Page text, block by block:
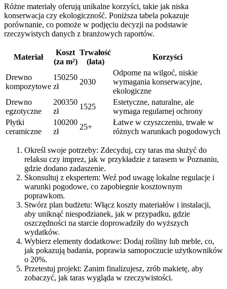
Różne materiały oferują unikalne korzyści, takie jak niska
konserwacja czy ekologiczność. Poniższa tabela pokazuje
porównanie, co pomoże w podjęciu decyzji na podstawie
rzeczywistych danych z branżowych raportów.
Materiał
Koszt
(za m²)
Trwałość
(lata)
Korzyści
Drewno
kompozytowe
150250
zł
2030
Odporne na wilgoć, niskie
wymagania konserwacyjne,
ekologiczne
Drewno
egzotyczne
200350
zł
1525
Estetyczne, naturalne, ale
wymaga regularnej ochrony
Płytki
ceramiczne
100200
zł
25+
Łatwe w czyszczeniu, trwałe w
różnych warunkach pogodowych
Określ swoje potrzeby: Zdecyduj, czy taras ma służyć do
relaksu czy imprez, jak w przykładzie z tarasem w Poznaniu,
gdzie dodano zadaszenie.
Skonsultuj z ekspertem: Weź pod uwagę lokalne regulacje i
warunki pogodowe, co zapobiegnie kosztownym
poprawkom.
Stwórz plan budżetu: Włącz koszty materiałów i instalacji,
aby uniknąć niespodzianek, jak w przypadku, gdzie
oszczędności na starcie doprowadziły do wyższych
wydatków.
Wybierz elementy dodatkowe: Dodaj rośliny lub meble, co,
jak pokazują badania, poprawia samopoczucie użytkowników
o 20%.
Przetestuj projekt: Zanim finalizujesz, zrób makietę, aby
zobaczyć, jak taras wygląda w rzeczywistości.